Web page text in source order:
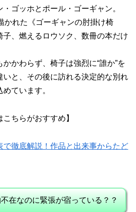
ゴッホとポール・ゴーギャン。
かれた《ゴーギャンの肘掛け椅
子、燃えるロウソク、数冊の本だけ
かわらず、椅子は強烈に“誰か”を
いと、その後に訪れる決定的な別れ
ています。
こちらがおすすめ】
で徹底解説！作品と出来事からたど
不在なのに緊張が宿っている？？